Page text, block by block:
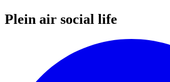
Plein air social life